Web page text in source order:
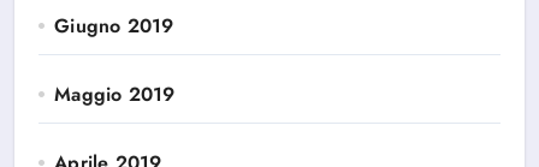
Giugno 2019
Maggio 2019